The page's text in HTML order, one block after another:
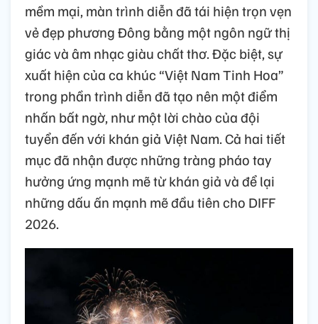
mềm mại, màn trình diễn đã tái hiện trọn vẹn
vẻ đẹp phương Đông bằng một ngôn ngữ thị
giác và âm nhạc giàu chất thơ. Đặc biệt, sự
xuất hiện của ca khúc “Việt Nam Tinh Hoa”
trong phần trình diễn đã tạo nên một điểm
nhấn bất ngờ, như một lời chào của đội
tuyển đến với khán giả Việt Nam. Cả hai tiết
mục đã nhận được những tràng pháo tay
hưởng ứng mạnh mẽ từ khán giả và để lại
những dấu ấn mạnh mẽ đầu tiên cho DIFF
2026.